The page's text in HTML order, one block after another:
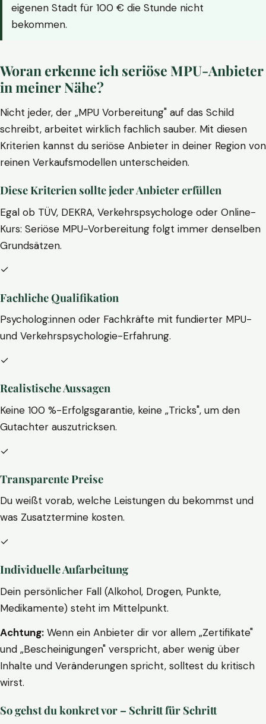
eigenen Stadt für 100 € die Stunde nicht
bekommen.
Woran erkenne ich seriöse MPU-Anbieter
in meiner Nähe?
Nicht jeder, der „MPU Vorbereitung" auf das Schild
schreibt, arbeitet wirklich fachlich sauber. Mit diesen
Kriterien kannst du seriöse Anbieter in deiner Region von
reinen Verkaufsmodellen unterscheiden.
Diese Kriterien sollte jeder Anbieter erfüllen
Egal ob TÜV, DEKRA, Verkehrspsychologe oder Online-
Kurs: Seriöse MPU-Vorbereitung folgt immer denselben
Grundsätzen.
✓
Fachliche Qualifikation
Psycholog:innen oder Fachkräfte mit fundierter MPU-
und Verkehrspsychologie-Erfahrung.
✓
Realistische Aussagen
Keine 100 %-Erfolgsgarantie, keine „Tricks", um den
Gutachter auszutricksen.
✓
Transparente Preise
Du weißt vorab, welche Leistungen du bekommst und
was Zusatztermine kosten.
✓
Individuelle Aufarbeitung
Dein persönlicher Fall (Alkohol, Drogen, Punkte,
Medikamente) steht im Mittelpunkt.
Achtung: Wenn ein Anbieter dir vor allem „Zertifikate"
und „Bescheinigungen" verspricht, aber wenig über
Inhalte und Veränderungen spricht, solltest du kritisch
wirst.
So gehst du konkret vor – Schritt für Schritt